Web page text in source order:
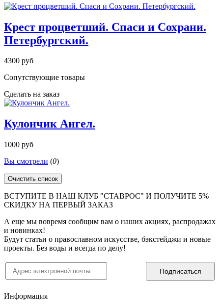
Крест процветший. Спаси и Сохрани.
Петербургский.
4300 руб
Сопутствующие товары
Сделать на заказ
Кулончик Ангел.
1000 руб
Вы смотрели (0)
Очистить список
ВСТУПИТЕ В НАШ КЛУБ "СТАВРОС" И ПОЛУЧИТЕ 5%
СКИДКУ НА ПЕРВЫЙ ЗАКАЗ
А еще мы вовремя сообщим вам о наших акциях, распродажах
и новинках!
Будут статьи о православном искусстве, бэкстейджи и новые
проекты. Без воды и всегда по делу!
Информация